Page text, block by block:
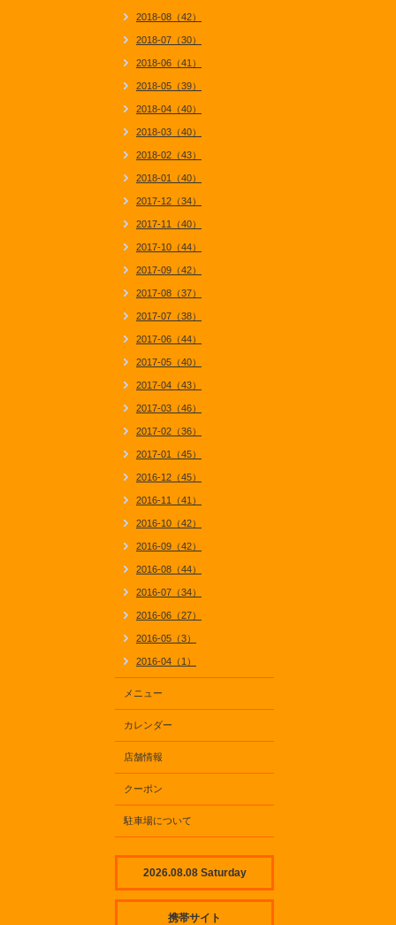
2018-08（42）
2018-07（30）
2018-06（41）
2018-05（39）
2018-04（40）
2018-03（40）
2018-02（43）
2018-01（40）
2017-12（34）
2017-11（40）
2017-10（44）
2017-09（42）
2017-08（37）
2017-07（38）
2017-06（44）
2017-05（40）
2017-04（43）
2017-03（46）
2017-02（36）
2017-01（45）
2016-12（45）
2016-11（41）
2016-10（42）
2016-09（42）
2016-08（44）
2016-07（34）
2016-06（27）
2016-05（3）
2016-04（1）
メニュー
カレンダー
店舗情報
クーポン
駐車場について
2026.08.08 Saturday
携帯サイト